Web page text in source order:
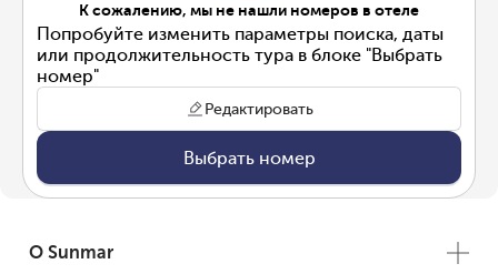
К сожалению, мы не нашли номеров в отеле
Попробуйте изменить параметры поиска, даты
или продолжительность тура в блоке "Выбрать
номер"
Редактировать
Выбрать номер
О Sunmar